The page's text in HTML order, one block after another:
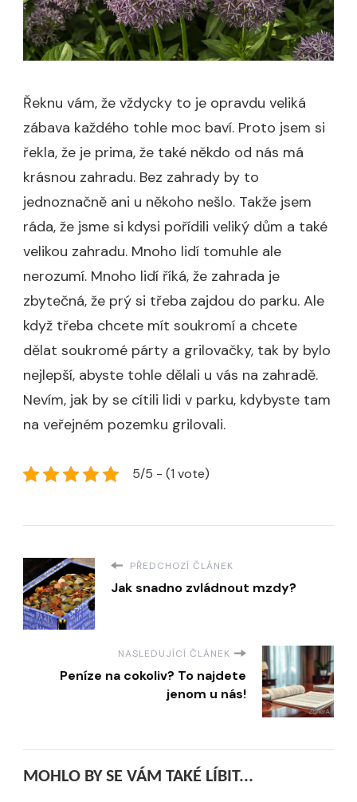
Řeknu vám, že vždycky to je opravdu veliká
zábava každého tohle moc baví. Proto jsem si
řekla, že je prima, že také někdo od nás má
krásnou zahradu. Bez zahrady by to
jednoznačně ani u někoho nešlo. Takže jsem
ráda, že jsme si kdysi pořídili veliký dům a také
velikou zahradu. Mnoho lidí tomuhle ale
nerozumí. Mnoho lidí říká, že zahrada je
zbytečná, že prý si třeba zajdou do parku. Ale
když třeba chcete mít soukromí a chcete
dělat soukromé párty a grilovačky, tak by bylo
nejlepší, abyste tohle dělali u vás na zahradě.
Nevím, jak by se cítili lidi v parku, kdybyste tam
na veřejném pozemku grilovali.
5/5 - (1 vote)
PŘEDCHOZÍ ČLÁNEK
Jak snadno zvládnout mzdy?
NASLEDUJÍCÍ ČLÁNEK
Peníze na cokoliv? To najdete
jenom u nás!
MOHLO BY SE VÁM TAKÉ LÍBIT...